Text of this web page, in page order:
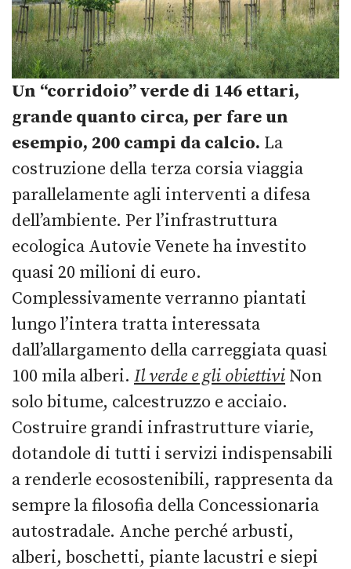
Un “corridoio” verde di 146 ettari,
grande quanto circa, per fare un
esempio, 200 campi da calcio. La
costruzione della terza corsia viaggia
parallelamente agli interventi a difesa
dell’ambiente. Per l’infrastruttura
ecologica Autovie Venete ha investito
quasi 20 milioni di euro.
Complessivamente verranno piantati
lungo l’intera tratta interessata
dall’allargamento della carreggiata quasi
100 mila alberi. Il verde e gli obiettivi Non
solo bitume, calcestruzzo e acciaio.
Costruire grandi infrastrutture viarie,
dotandole di tutti i servizi indispensabili
a renderle ecosostenibili, rappresenta da
sempre la filosofia della Concessionaria
autostradale. Anche perché arbusti,
alberi, boschetti, piante lacustri e siepi